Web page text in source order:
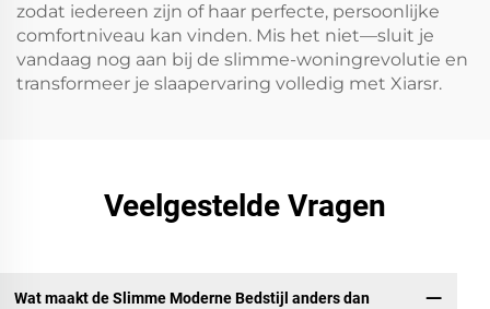
zodat iedereen zijn of haar perfecte, persoonlijke
comfortniveau kan vinden. Mis het niet—sluit je
vandaag nog aan bij de slimme-woningrevolutie en
transformeer je slaapervaring volledig met Xiarsr.
Veelgestelde Vragen
Wat maakt de Slimme Moderne Bedstijl anders dan